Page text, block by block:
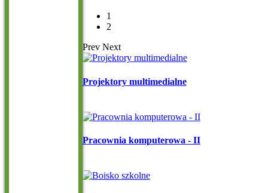
1
2
Prev Next
Projektory multimedialne
Pracownia komputerowa - II